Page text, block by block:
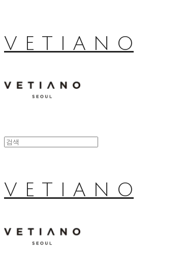
V E T I A N O
V E T I A N O